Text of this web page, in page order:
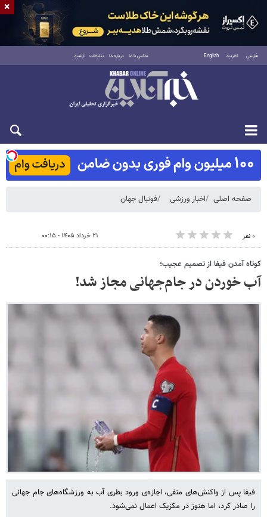
فارسی العربية English تماس با ما درباره ما تبلیغات آرشیو
شنبه ۱۷ مرداد ۱۴۰۵
صفحه اصلی اخبار ورزشی فوتبال جهان
۰ نفر ۲۱ خرداد ۱۴۰۵ - ۰۰:۱۵
کوتاه آمدن فیفا از تصمیم عجیب؛
آب خوردن در جام‌جهانی مجاز شد!
فیفا پس از واکنش‌های منفی، اجازه‌ی ورود بطری آب به ورزشگاه‌های جام جهانی
را صادر کرد، اما هنوز در مکزیک اعمال نمی‌شود.
×